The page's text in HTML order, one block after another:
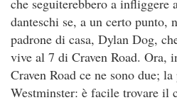
che seguiterebbero a
danteschi se, a un certo punto,
padrone di casa, Dylan Dog,
vive al 7 di Craven Road. Ora,
Craven Road ce ne sono due;
Westminster: è facile trovare il